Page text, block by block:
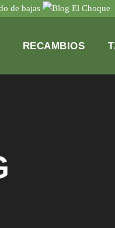
de bajas
RECAMBIOS